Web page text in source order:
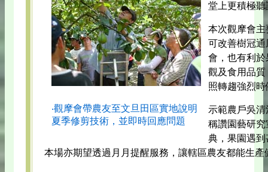
‧觀摩會帶農友至文旦田區實地說明
夏季修剪技術，並即時回應問題
堂上更積極
本次觀摩會
可改善樹冠
會，也有利
觀及食用品
照轉趨強烈時
示範農戶吳
稱讚園藝研
典，果園遇
本場亦期望透過月月提醒服務，讓轄區農友都能生